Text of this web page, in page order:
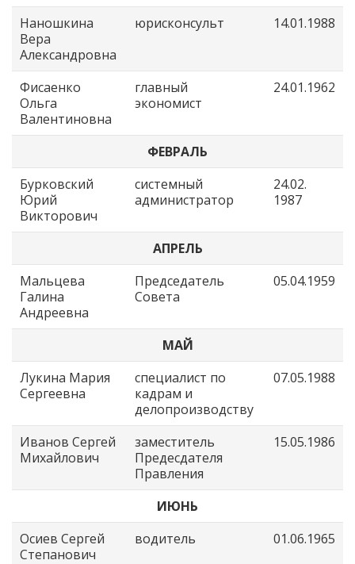
Наношкина
Вера
Александровна
юрисконсульт 14.01.1988
Фисаенко
Ольга
Валентиновна
главный
экономист
24.01.1962
ФЕВРАЛЬ
Бурковский
Юрий
Викторович
системный
администратор
24.02.
1987
АПРЕЛЬ
Мальцева
Галина
Андреевна
Председатель
Совета
05.04.1959
МАЙ
Лукина Мария
Сергеевна
специалист по
кадрам и
делопроизводству
07.05.1988
Иванов Сергей
Михайлович
заместитель
Предесдателя
Правления
15.05.1986
ИЮНЬ
Осиев Сергей
Степанович
водитель 01.06.1965